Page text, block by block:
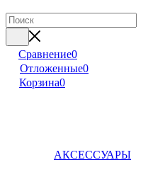
Сравнение0
Отложенные0
Корзина0
АКСЕССУАРЫ